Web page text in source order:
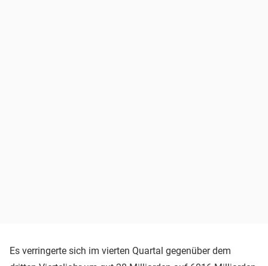
Es verringerte sich im vierten Quartal gegenüber dem